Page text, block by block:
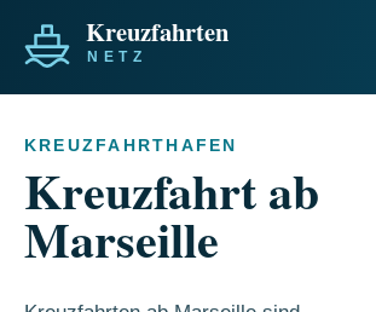
KREUZFAHRTHAFEN
Kreuzfahrt ab
Marseille